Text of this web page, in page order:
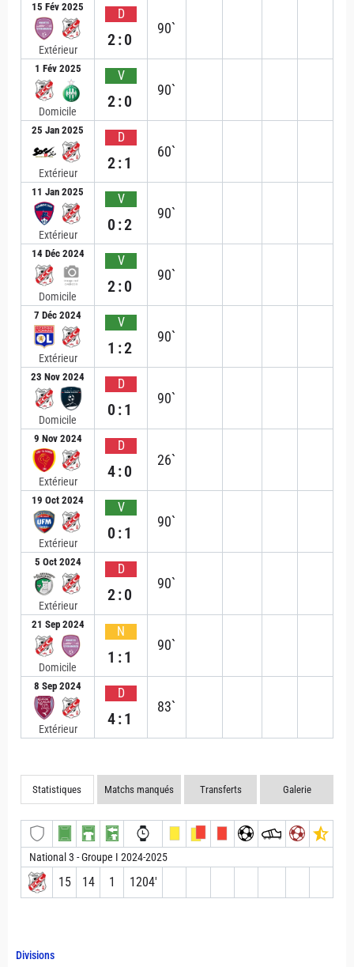
Divisions
15 Fév 2025
Extérieur
D
2:0
90`
1 Fév 2025
Domicile
V
2:0
90`
25 Jan 2025
Extérieur
D
2:1
60`
11 Jan 2025
Extérieur
V
0:2
90`
14 Déc 2024
Domicile
V
2:0
90`
7 Déc 2024
Extérieur
V
1:2
90`
23 Nov 2024
Domicile
D
0:1
90`
9 Nov 2024
Extérieur
D
4:0
26`
19 Oct 2024
Extérieur
V
0:1
90`
5 Oct 2024
Extérieur
D
2:0
90`
21 Sep 2024
Domicile
N
1:1
90`
8 Sep 2024
Extérieur
D
4:1
83`
Statistiques Matchs manqués Transferts Galerie
National 3 - Groupe I 2024-2025
15 14 1 1204′